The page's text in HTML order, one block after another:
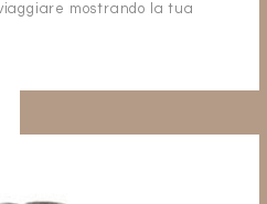
mostrando la tua